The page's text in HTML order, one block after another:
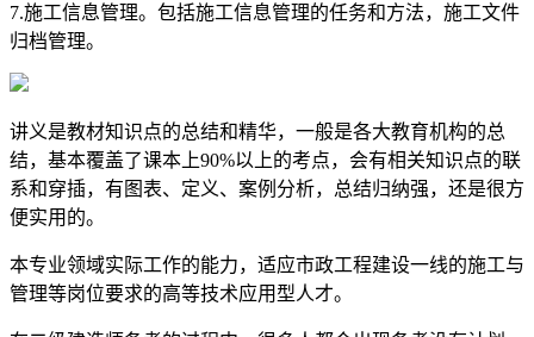
7.施工信息管理。包括施工信息管理的任务和方法，施工文件
归档管理。
讲义是教材知识点的总结和精华，一般是各大教育机构的总
结，基本覆盖了课本上90%以上的考点，会有相关知识点的联
系和穿插，有图表、定义、案例分析，总结归纳强，还是很方
便实用的。
本专业领域实际工作的能力，适应市政工程建设一线的施工与
管理等岗位要求的高等技术应用型人才。